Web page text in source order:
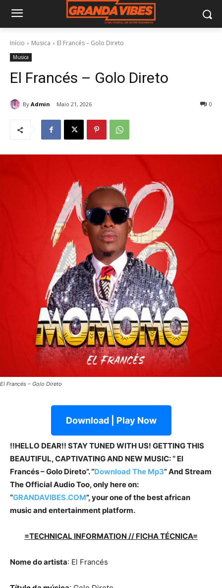
Início Musica El Francés – Golo Direto
Musica
El Francés – Golo Direto
By Admin Maio 21, 2026 0
El Francés – Golo Direto
Download | Play Now
!!HELLO DEAR!! STAY TUNED WITH US! GETTING THIS
BEAUTIFUL, CAPTIVATING AND NEW MUSIC: “ El
Francés – Golo Direto”. “Download The Mp3”And Stream
The Official Audio Too, only here on:
“GRANDAVIBES.COM”, your one of the best african
music and entertainment platform.
=TECHNICAL INFORMATION // FICHA TÉCNICA=
Nome do artista: El Francés